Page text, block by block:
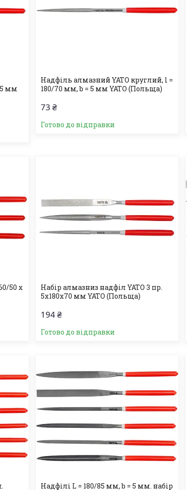
мм
Надфіль алмазний YATO круглий, l =
180/70 мм, b = 5 мм YATO (Польща)
73 ₴
Готово до відправки
50 х
Набір алмазниз надфіл YATO 3 пр.
5х180х70 мм YATO (Польща)
194 ₴
Готово до відправки
Надфілі L = 180/85 мм, b = 5 мм. набір